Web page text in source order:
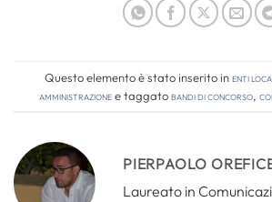
Questo elemento è stato inserito inEnti
amministrazionee taggatobandi di concorso,
PIERPAOLO
Laureato in